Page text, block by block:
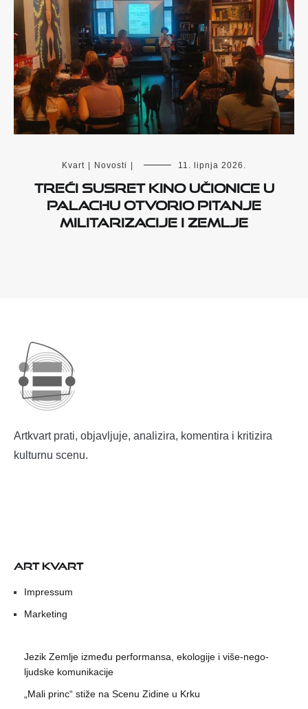
Kvart | Novosti | 11. lipnja 2026.
Treći susret Kino učionice u
Palachu otvorio pitanje
militarizacije i zemlje
Artkvart prati, objavljuje, analizira, komentira i kritizira
kulturnu scenu.
ART KVART
Impressum
Marketing
Jezik Zemlje između performansa, ekologije i više-nego-
ljudske komunikacije
„Mali princ“ stiže na Scenu Zidine u Krku